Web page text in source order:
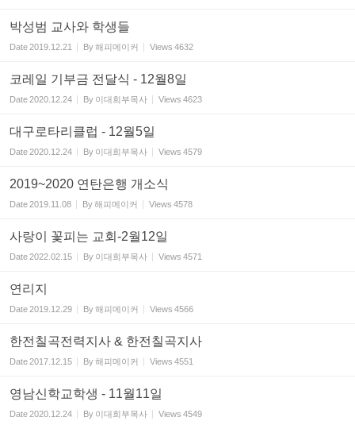
박성범 교사와 학생들
Date2019.12.21 By해피메이커 Views 4632
코레일 기부금 전달식 - 12월8일
Date2020.12.24 By 이대희부목사 Views 4623
대구로타리클럽 - 12월5일
Date2020.12.24 By 이대희부목사 Views 4579
2019~2020 연탄은행 개소식
Date2019.11.08 By해피메이커 Views 4578
사랑이 꽃피는 교회-2월12일
Date2022.02.15 By 이대희부목사 Views 4571
연리지
Date2019.12.29 By해피메이커 Views 4566
한전칠곡전력지사 & 한전칠곡지사
Date2017.12.15 By해피메이커 Views 4551
영남신학교학생 - 11월11일
Date2020.12.24 By 이대희부목사 Views 4549